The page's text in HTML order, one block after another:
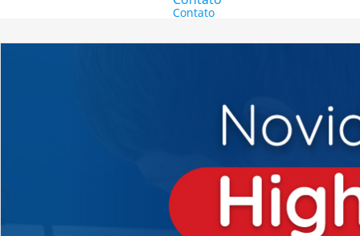
Contato